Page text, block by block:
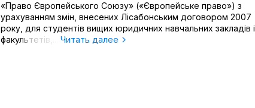
«Право Європейського Союзу» («Європейське право») з
урахуванням змін, внесених Лісабонським договором 2007
року, для студентів вищих юридичних навчальних закладів і
факультетів,... Читать далее